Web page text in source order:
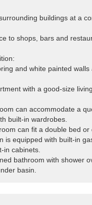
buildings at a
to shops, bars and
and white painted walls
with a good-size
can accommodate a
built-in wardrobes.
can fit a double bed or
is equipped with built-in
in cabinets.
bathroom with shower
basin.